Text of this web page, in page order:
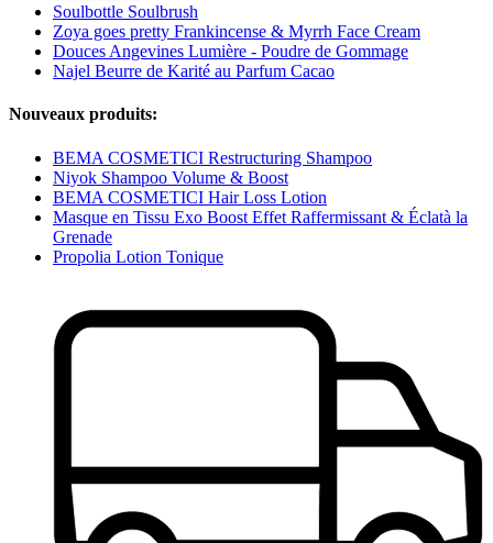
Soulbottle Soulbrush
Zoya goes pretty Frankincense & Myrrh Face Cream
Douces Angevines Lumière - Poudre de Gommage
Najel Beurre de Karité au Parfum Cacao
Nouveaux produits:
BEMA COSMETICI Restructuring Shampoo
Niyok Shampoo Volume & Boost
BEMA COSMETICI Hair Loss Lotion
Masque en Tissu Exo Boost Effet Raffermissant & Éclatà la
Grenade
Propolia Lotion Tonique